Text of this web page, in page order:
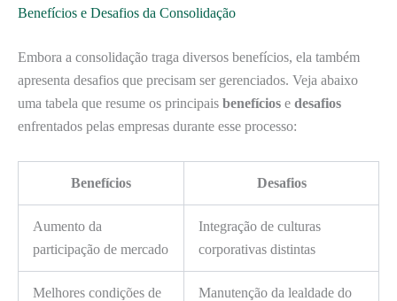
Benefícios e Desafios da Consolidação
Embora a consolidação traga diversos benefícios, ela também
apresenta desafios que precisam ser gerenciados. Veja abaixo
uma tabela que resume os principais benefícios e desafios
enfrentados pelas empresas durante esse processo:
Benefícios Desafios
Aumento da
participação de mercado
Integração de culturas
corporativas distintas
Melhores condições de
Manutenção da lealdade do